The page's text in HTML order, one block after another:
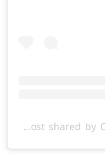
A post shared by Carlos Alcaraz Garfia (@carlitosalcarazz)